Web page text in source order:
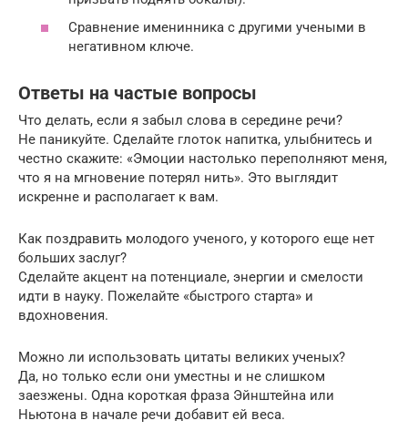
Сравнение именинника с другими учеными в
негативном ключе.
Ответы на частые вопросы
Что делать, если я забыл слова в середине речи?
Не паникуйте. Сделайте глоток напитка, улыбнитесь и
честно скажите: «Эмоции настолько переполняют меня,
что я на мгновение потерял нить». Это выглядит
искренне и располагает к вам.
Как поздравить молодого ученого, у которого еще нет
больших заслуг?
Сделайте акцент на потенциале, энергии и смелости
идти в науку. Пожелайте «быстрого старта» и
вдохновения.
Можно ли использовать цитаты великих ученых?
Да, но только если они уместны и не слишком
заезжены. Одна короткая фраза Эйнштейна или
Ньютона в начале речи добавит ей веса.